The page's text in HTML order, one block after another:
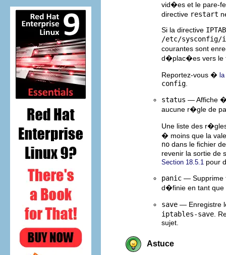
vid�es et le pare-
directive restart
Si la directive
/etc/sysconfig/
courantes sont
d�plac�es vers le
Reportez-vous �
config
status — Affiche �
aucune r�gle de
Une liste des
� moins que la
no dans le fichier
revenir la sortie
Section 18.5.1 pour
panic — Supprime
d�finie en tant que
save — Enregistre
iptables-save .
sujet.
Astuce